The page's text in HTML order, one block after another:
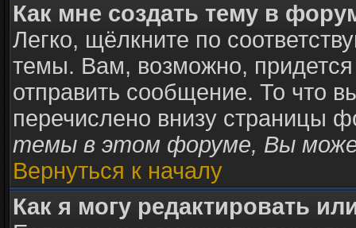
Как мне создать тему в
Легко, щёлкните по
темы. Вам, возможно, придется
отправить сообщение. То что
перечислено внизу страницы
темы в этом форуме, Вы
Вернуться к началу
Как я могу редактировать